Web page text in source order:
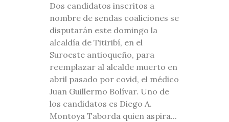
Dos candidatos inscritos a
nombre de sendas coaliciones se
disputarán este domingo la
alcaldía de Titiribí, en el
Suroeste antioqueño, para
reemplazar al alcalde muerto en
abril pasado por covid, el médico
Juan Guillermo Bolívar. Uno de
los candidatos es Diego A.
Montoya Taborda quien aspira...